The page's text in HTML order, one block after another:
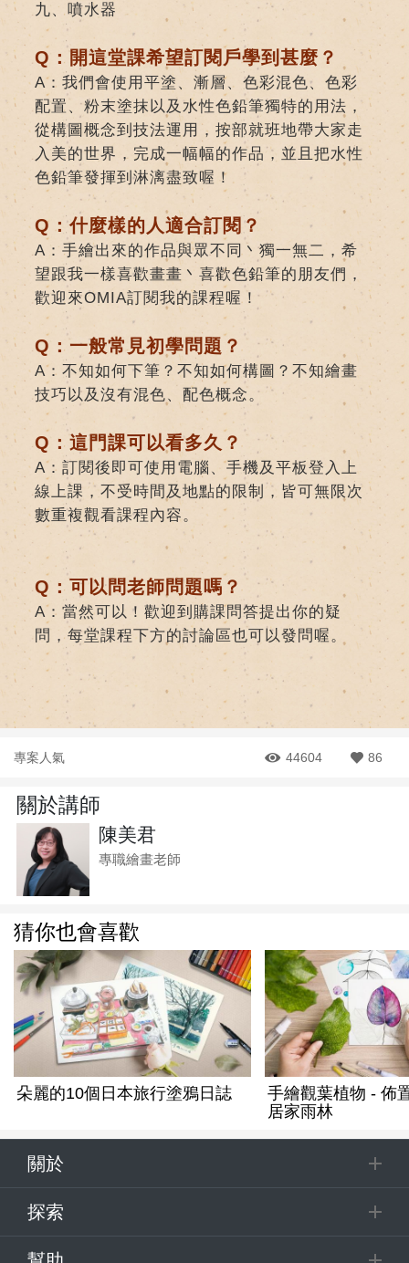
九、噴水器
Q：開這堂課希望訂閱戶學到甚麼？
A：我們會使用平塗、漸層、色彩混色、色彩
配置、粉末塗抹以及水性色鉛筆獨特的用法，
從構圖概念到技法運用，按部就班地帶大家走
入美的世界，完成一幅幅的作品，並且把水性
色鉛筆發揮到淋漓盡致喔！
Q：什麼樣的人適合訂閱？
A：手繪出來的作品與眾不同丶獨一無二，希
望跟我一樣喜歡畫畫丶喜歡色鉛筆的朋友們，
歡迎來OMIA訂閱我的課程喔！
Q：一般常見初學問題？
A：不知如何下筆？不知如何構圖？不知繪畫
技巧以及沒有混色、配色概念。
Q：這門課可以看多久？
A：訂閱後即可使用電腦、手機及平板登入上
線上課，不受時間及地點的限制，皆可無限次
數重複觀看課程內容。
Q：可以問老師問題嗎？
A：當然可以！歡迎到購課問答提出你的疑
問，每堂課程下方的討論區也可以發問喔。
專案人氣 44604 86
關於講師
陳美君
專職繪畫老師
猜你也會喜歡
朵麗的10個日本旅行塗鴉日誌
手繪觀葉植物 - 佈
居家雨林
關於
探索